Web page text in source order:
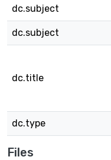
dc.subject
dc.subject
dc.title
dc.type
Files